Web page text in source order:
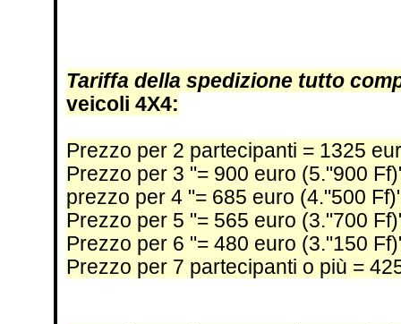
Tariffa della spedizione tutto
veicoli 4X4:
Prezzo per 2 partecipanti = 1325
Prezzo per 3 "= 900 euro (5."900
prezzo per 4 "= 685 euro (4."500
Prezzo per 5 "= 565 euro (3."700
Prezzo per 6 "= 480 euro (3."150
Prezzo per 7 partecipanti o più =